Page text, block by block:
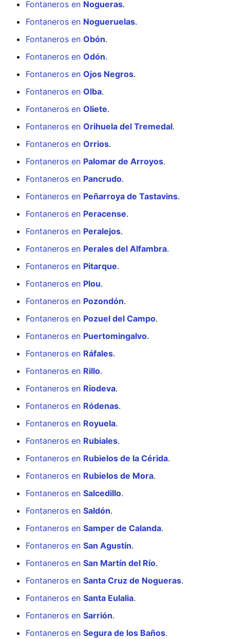
Fontaneros en Nogueras.
Fontaneros en Nogueruelas.
Fontaneros en Obón.
Fontaneros en Odón.
Fontaneros en Ojos Negros.
Fontaneros en Olba.
Fontaneros en Oliete.
Fontaneros en Orihuela del Tremedal.
Fontaneros en Orrios.
Fontaneros en Palomar de Arroyos.
Fontaneros en Pancrudo.
Fontaneros en Peñarroya de Tastavins.
Fontaneros en Peracense.
Fontaneros en Peralejos.
Fontaneros en Perales del Alfambra.
Fontaneros en Pitarque.
Fontaneros en Plou.
Fontaneros en Pozondón.
Fontaneros en Pozuel del Campo.
Fontaneros en Puertomingalvo.
Fontaneros en Ráfales.
Fontaneros en Rillo.
Fontaneros en Riodeva.
Fontaneros en Ródenas.
Fontaneros en Royuela.
Fontaneros en Rubiales.
Fontaneros en Rubielos de la Cérida.
Fontaneros en Rubielos de Mora.
Fontaneros en Salcedillo.
Fontaneros en Saldón.
Fontaneros en Samper de Calanda.
Fontaneros en San Agustín.
Fontaneros en San Martín del Río.
Fontaneros en Santa Cruz de Nogueras.
Fontaneros en Santa Eulalia.
Fontaneros en Sarrión.
Fontaneros en Segura de los Baños.